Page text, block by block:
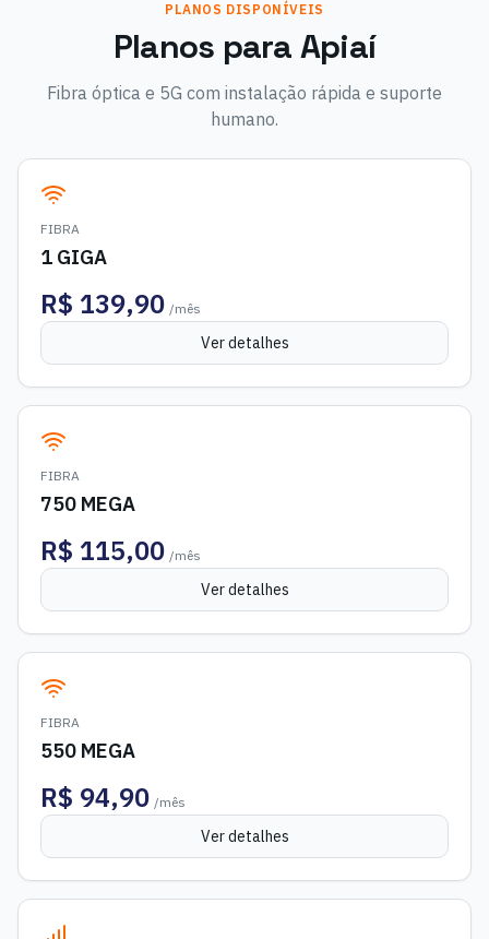
PLANOS DISPONÍVEIS
Planos para Apiaí
Fibra óptica e 5G com instalação rápida e suporte
humano.
FIBRA
1 GIGA
R$ 139,90 /mês
Ver detalhes
FIBRA
750 MEGA
R$ 115,00 /mês
Ver detalhes
FIBRA
550 MEGA
R$ 94,90 /mês
Ver detalhes